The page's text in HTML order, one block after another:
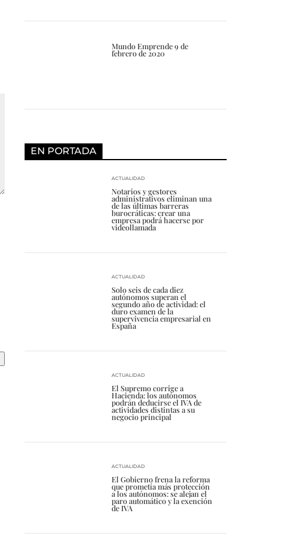
Mundo Emprende 9 de
febrero de 2020
EN PORTADA
Notarios y gestores
administrativos eliminan una
de las últimas barreras
burocráticas: crear una
empresa podrá hacerse por
videollamada
ACTUALIDAD
Solo seis de cada diez
autónomos superan el
segundo año de actividad: el
duro examen de la
supervivencia empresarial en
España
ACTUALIDAD
El Supremo corrige a
Hacienda: los autónomos
podrán deducirse el IVA de
actividades distintas a su
negocio principal
ACTUALIDAD
El Gobierno frena la reforma
que prometía más protección
a los autónomos: se alejan el
paro automático y la exención
de IVA
ACTUALIDAD